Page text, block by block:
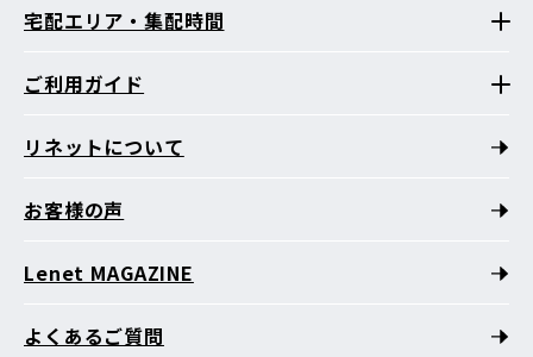
宅配エリア・集配時間
ご利用ガイド
リネットについて
お客様の声
Lenet MAGAZINE
よくあるご質問